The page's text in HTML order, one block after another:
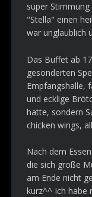
super
"Stella" einen
war unglaublich
Das Buffet ab
gesonderten
Empfangshalle,
und ecklige
hatte, sondern
chicken wings,
Nach dem
die sich große
am Ende nicht
kurz^^ Ich habe